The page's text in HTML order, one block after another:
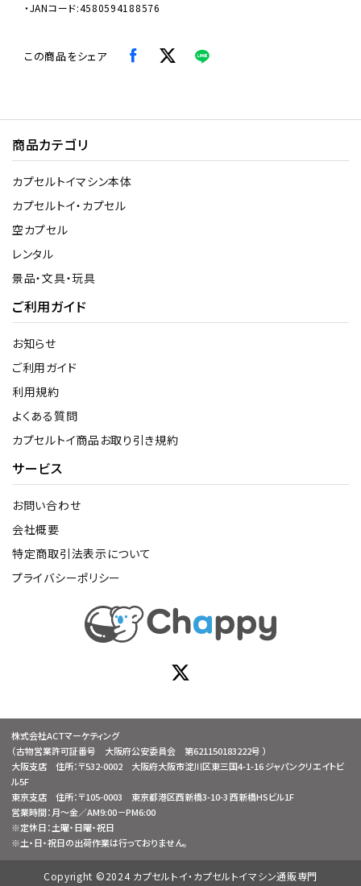
・JANコード:4580594188576
この商品をシェア
商品カテゴリ
カプセルトイマシン本体
カプセルトイ・カプセル
空カプセル
レンタル
景品・文具・玩具
ご利用ガイド
お知らせ
ご利用ガイド
利用規約
よくある質問
カプセルトイ商品お取り引き規約
サービス
お問い合わせ
会社概要
特定商取引法表示について
プライバシーポリシー
株式会社ACTマーケティング
（古物営業許可証番号 大阪府公安委員会 第621150183222号 ）
大阪支店 住所：〒532-0002 大阪府大阪市淀川区東三国4-1-16 ジャパンクリエイトビ
ル5F
東京支店 住所：〒105-0003 東京都港区西新橋3-10-3 西新橋HSビル1F
営業時間：月～金／AM9:00－PM6:00
※定休日：土曜・日曜・祝日
※土・日・祝日の出荷作業は行っておりません。
Copyright ©2024 カプセルトイ・カプセルトイマシン通販専門